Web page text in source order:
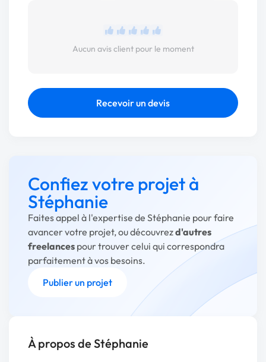
Aucun avis client pour le moment
Recevoir un devis
Confiez votre projet à
Stéphanie
Faites appel à l'expertise de Stéphanie pour faire
avancer votre projet, ou découvrezd'autres
freelances pour trouver celui qui correspondra
parfaitement à vos besoins.
Publier un projet
À propos de Stéphanie